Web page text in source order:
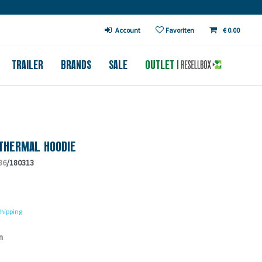
Account Favoriten € 0.00
TRAILER BRANDS SALE OUTLET
HOODIE
/180313